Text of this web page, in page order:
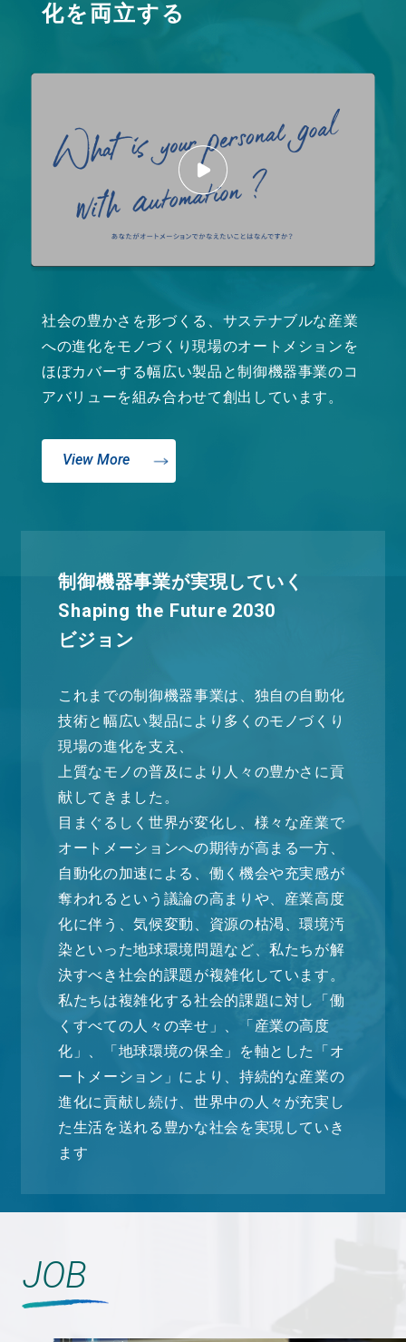
化を両立する
社会の豊かさを形づくる、サステナブルな産業
への進化をモノづくり現場のオートメションを
ほぼカバーする幅広い製品と制御機器事業のコ
アバリューを組み合わせて創出しています。
View More
制御機器事業が実現していく
Shaping the Future 2030
ビジョン
これまでの制御機器事業は、独自の自動化
技術と幅広い製品により多くのモノづくり
現場の進化を支え、
上質なモノの普及により人々の豊かさに貢
献してきました。
目まぐるしく世界が変化し、様々な産業で
オートメーションへの期待が高まる一方、
自動化の加速による、働く機会や充実感が
奪われるという議論の高まりや、産業高度
化に伴う、気候変動、資源の枯渇、環境汚
染といった地球環境問題など、私たちが解
決すべき社会的課題が複雑化しています。
私たちは複雑化する社会的課題に対し「働
くすべての人々の幸せ」、「産業の高度
化」、「地球環境の保全」を軸とした「オ
ートメーション」により、持続的な産業の
進化に貢献し続け、世界中の人々が充実し
た生活を送れる豊かな社会を実現していき
ます
JOB